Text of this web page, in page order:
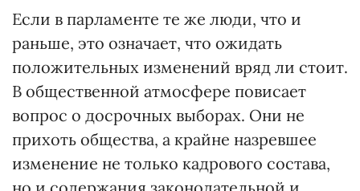
Если в парламенте те же люди, что и
раньше, это означает, что ожидать
положительных изменений вряд ли стоит.
В общественной атмосфере повисает
вопрос о досрочных выборах. Они не
прихоть общества, а крайне назревшее
изменение не только кадрового состава,